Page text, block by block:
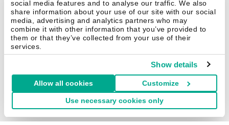
social media features and to analyse our traffic. We also
share information about your use of our site with our social
media, advertising and analytics partners who may
combine it with other information that you’ve provided to
them or that they’ve collected from your use of their
services.
Show details
Allow all cookies Customize
Use necessary cookies only
Tous les produits
Grande entreprise
1 000 EMPLOYS ET
Kaspersky Next
Threat Management and Defense
Endpoint Security